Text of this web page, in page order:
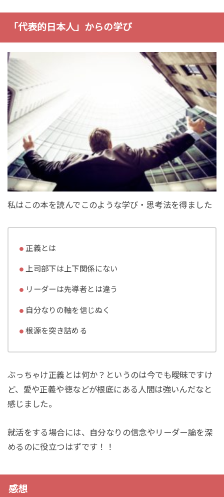
「代表的日本人」からの学び
私はこの本を読んでこのような学び・思考法を得ました
正義とは
上司部下は上下関係にない
リーダーは先導者とは違う
自分なりの軸を信じぬく
根源を突き詰める
ぶっちゃけ正義とは何か？というのは今でも曖昧ですけ
ど、愛や正義や徳などが根底にある人間は強いんだなと
感じました。
就活をする場合には、自分なりの信念やリーダー論を深
めるのに役立つはずです！！
感想